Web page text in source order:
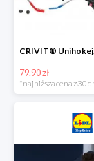
79.90 zł